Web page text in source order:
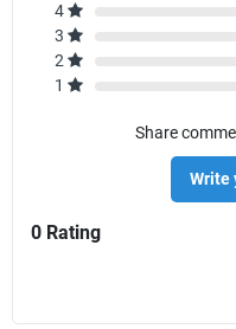
4
3
2
1
Share
Write
0 Rating